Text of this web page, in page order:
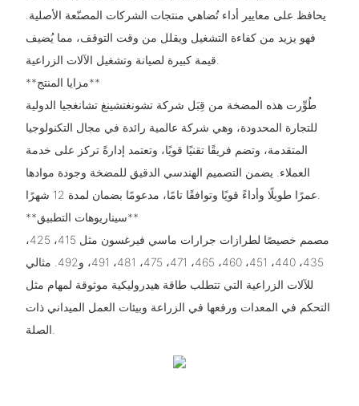
يحافظ على معايير أداء تُضاهي منتجات الشركات المصنّعة الأصلية.
فهو يزيد من كفاءة التشغيل ويقلل من وقت التوقف، مما يُضيف
**مزايا المنتج**
طُوِّرت هذه المضخة من قِبَل شركة تشونغتشينغ تشانغجيا الدولية
للتجارة المحدودة، وهي شركة عالمية رائدة في مجال التكنولوجيا
المتقدمة، وتضم فريقًا تقنيًا قويًا، وتعتمد إدارةً تركز على خدمة
العملاء. يضمن التصميم الهندسي الدقيق للمضخة وجودة موادها
**سيناريوهات التطبيق**
مصمم خصيصًا لطرازات جرارات ماسي فيرغسون مثل 415، 425،
435، 440، 451، 460، 465، 471، 475، 481، 491، و492. مثالي
للآلات الزراعية التي تتطلب طاقة هيدروليكية موثوقة لمهام مثل
التحكم في المعدات ورفعها في الزراعة وبيئات العمل الميداني ذات